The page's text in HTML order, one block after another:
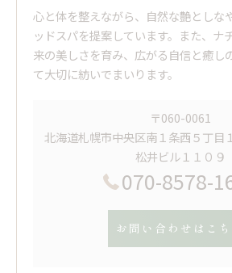
心と体を整えながら、自然な艶としな
ッドスパを提案しています。また、ナ
来の美しさを育み、広がる自信と癒し
て大切に紡いでまいります。
〒060-0061
北海道札幌市中央区南１条西５丁目
松井ビル１１０９
070-8578-
お問い合わせはこち